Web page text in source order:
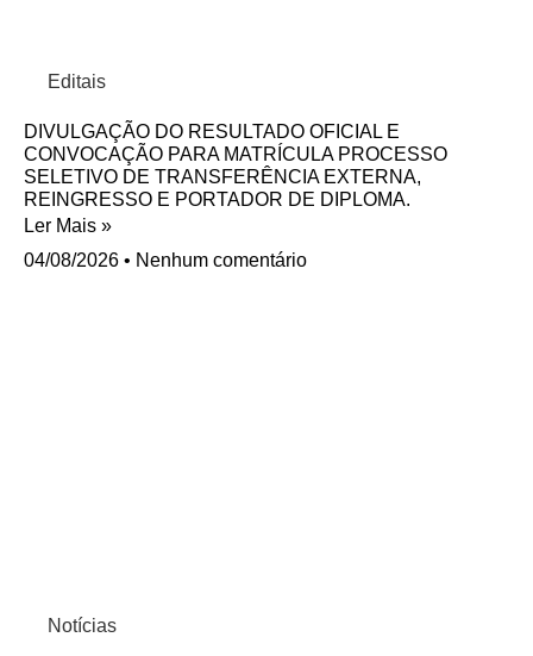
Editais
DIVULGAÇÃO DO RESULTADO OFICIAL E
CONVOCAÇÃO PARA MATRÍCULA PROCESSO
SELETIVO DE TRANSFERÊNCIA EXTERNA,
REINGRESSO E PORTADOR DE DIPLOMA.
Ler Mais »
04/08/2026
Nenhum comentário
Notícias